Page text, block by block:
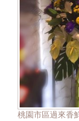
桃園市區過來香